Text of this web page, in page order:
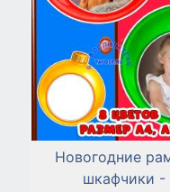
Новогодние
шкафчики